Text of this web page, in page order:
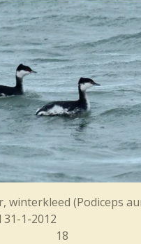
winterkleed (Podiceps
31-1-
18